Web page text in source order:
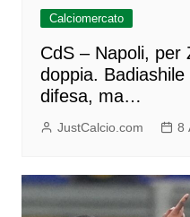
Calciomercato
CdS – Napoli, per
doppia.
difesa, ma…
JustCalcio.com 8